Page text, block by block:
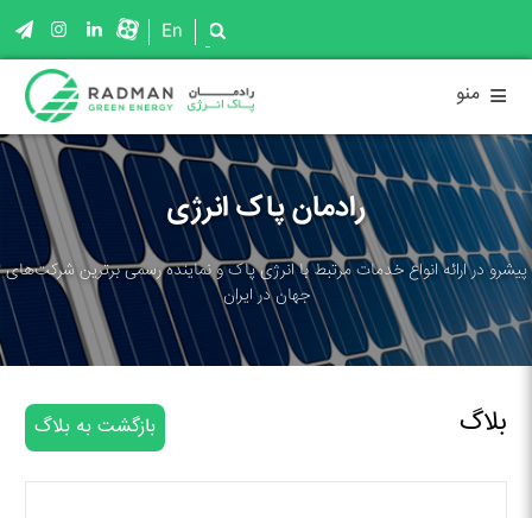
En
≡ منو
رادمان پاک انرژی
پیشرو در ارائه انواع خدمات مرتبط با انرژی پاک و نماینده رسمی برترین شرکت‌های
جهان در ایران
بلاگ بازگشت به بلاگ